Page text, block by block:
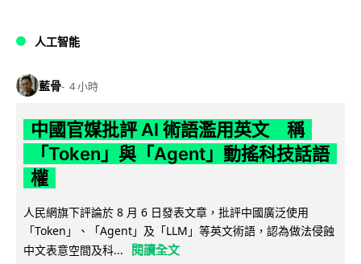
人工智能
藍骨 4 小時
中國官媒批評 AI 術語濫用英文 稱
「Token」與「Agent」動搖科技話語
權
人民網旗下評論於 8 月 6 日發表文章，批評中國廣泛使用
「Token」、「Agent」及「LLM」等英文術語，認為做法侵蝕
中文表意空間及科...
閱讀全文